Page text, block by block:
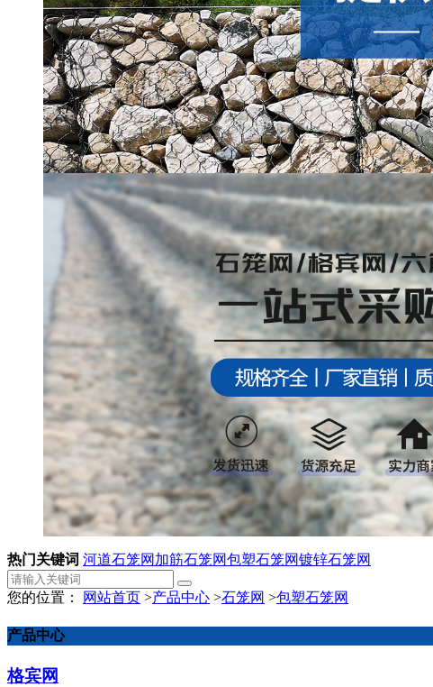
热门关键词 河道石笼网 加筋石笼网包塑石笼网镀锌石笼网
您的位置： 网站首页 >产品中心 >石笼网 >包塑石笼网
产品中心
格宾网